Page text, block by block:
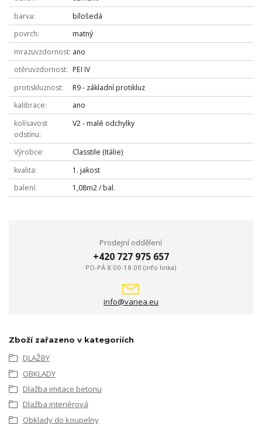
barva
bílošedá
povrch
matný
mrazuvzdornost ano
otěruvzdornost
PEI IV
protiskluznost
R9 - základní protikluz
kalibrace
ano
kolísavost
odstínu
V2 - malé odchylky
Výrobce
Classtile (Itálie)
kvalita
1. jakost
balení
1,08m2 / bal.
Prodejní oddělení
+420 727 975 657
PO-PÁ 8:00-18:00 (info linka)
info@vanea.eu
Zboží zařazeno v kategoriích
DLAŽBY
OBKLADY
Dlažba imitace betonu
Dlažba interiérová
Obklady do koupelny